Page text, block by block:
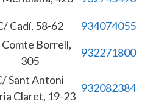
Cadí, 58-62
934074055
Comte Borrell,
305
932271800
Sant Antoni
Claret, 19-23
932082384